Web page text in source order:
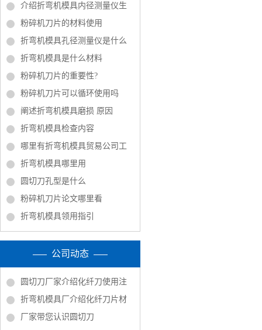
介绍折弯机模具内径测量仪生
粉碎机刀片的材料使用
折弯机模具孔径测量仪是什么
折弯机模具是什么材料
粉碎机刀片的重要性?
粉碎机刀片可以循环使用吗
阐述折弯机模具磨损 原因
折弯机模具检查内容
哪里有折弯机模具贸易公司工
折弯机模具哪里用
圆切刀孔型是什么
粉碎机刀片论文哪里看
折弯机模具领用指引
公司动态
圆切刀厂家介绍化纤刀使用注
折弯机模具厂介绍化纤刀片材
厂家带您认识圆切刀